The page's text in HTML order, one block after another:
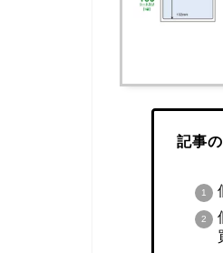
記事